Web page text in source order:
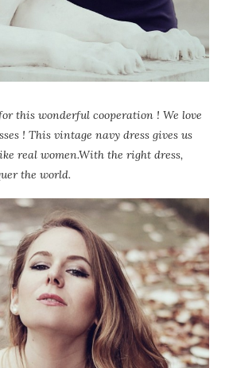
this wonderful cooperation ! We love
! This vintage navy dress gives us
real women.With the right dress,
the world.